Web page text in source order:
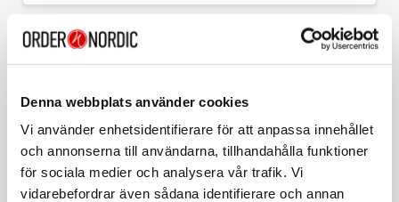
Denna webbplats använder cookies
Vi använder enhetsidentifierare för att anpassa innehållet
och annonserna till användarna, tillhandahålla funktioner
för sociala medier och analysera vår trafik. Vi
vidarebefordrar även sådana identifierare och annan
- Helfodrad insida med avdelare och nätficka
- Färg: Blå, finns även i Svart och Orange.
- Kabinväska: 55x40x20 cm, 2,8kg, 35 L
- Mediumväska: 66x45x26-30 cm, 3,6kg, 64-74 L
- Largeväska: 76x52x30-34 cm, 4,5kg, 99-113 L
CAVALET
Bagagetag Röd
Tillv. art. nr:
TSA-Lås